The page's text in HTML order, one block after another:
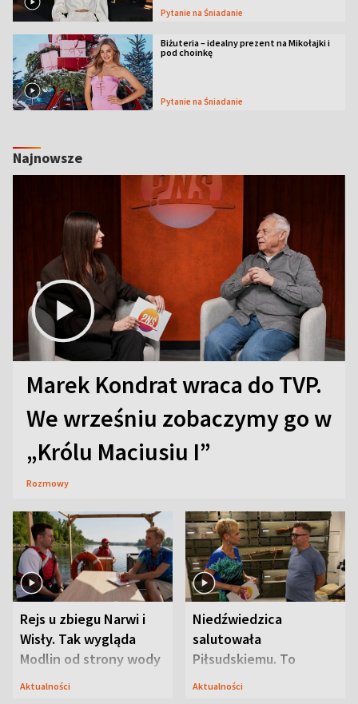
Pytanie na Śniadanie
Biżuteria – idealny prezent na Mikołajki i
pod choinkę
Pytanie na Śniadanie
Najnowsze
Marek Kondrat wraca do TVP.
We wrześniu zobaczymy go w
„Królu Maciusiu I”
Rozmowy
Rejs u zbiegu Narwi i
Wisły. Tak wygląda
Modlin od strony wody
Aktualności
Niedźwiedzica
salutowała
Piłsudskiemu. To
niejedyna tajemnica
Aktualności